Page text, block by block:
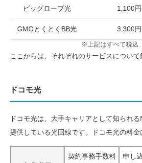
ビッグローブ光 1,100円
GMOとくとくBB光 3,300円
※上記はすべて税込
ここからは、それぞれのサービスについて
ドコモ光
ドコモ光は、大手キャリアとして知られ
提供している光回線です。ドコモ光の料金
契約事務手数料 申し